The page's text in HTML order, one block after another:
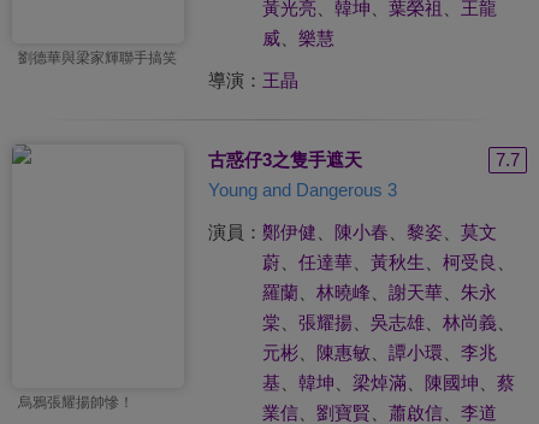
劉德華與梁家輝聯手搞笑
黃光亮
韓坤 葉榮祖
王龍
威、 樂慧
導演： 王晶
烏鴉張耀揚帥慘！
古惑仔3之隻手遮天
7.7
Young and Dangerous 3
演員： 鄭伊健 陳小春 黎姿、 莫文
蔚、 任達華、 黃秋生 柯受良
羅蘭、 林曉峰 謝天華、 朱永
棠
張耀揚、 吳志雄、 林尚義、
元彬、 陳惠敏 譚小環
李兆
基
韓坤 梁焯滿、 陳國坤
蔡
業信、 劉寶賢 蕭啟信、 李道